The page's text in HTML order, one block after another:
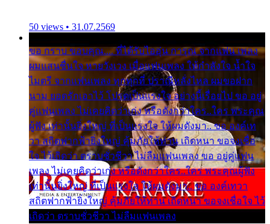
50 views • 31.07.2569
ขอ กราบ ขอบคุณ.... ที่ได้รับไออุ่น การุณ จากแฟน เพลง
ผมแสนชื่นใจ หายวังเวง เมื่อแฟนเพลง ให้กำลังใจ น้ำใจ
ไมตรี จากแฟนเพลง ทุกทุกที่ ปราณีหลั่งไหล ผมขอฝาก
นาม ยอดรักเอาไว้ โปรดเป็นแรงใจ อย่างนี้เรื่อยไป ขอ อยู่
คู่แฟนเพลง ไม่เคยคิดว่าเก่ง หรือดังกว่าใคร..ใคร พระคุณ
ผู้ฟัง เท่านั้นยิ่งใหญ่ ที่เป็นแรงใจ ให้ผมดังมา.. ขอ องค์เท
วา สถิตฟากฟ้ายิ่งใหญ่ คุ้มภัยให้ท่าน เถิดหนา ขอจงเชื่อ
ใจ ไว้เถิดว่า ตราบชั่วชีวา ไม่ลืมแฟนเพลง ขอ อยู่คู่แฟน
เพลง ไม่เคยคิดว่าเก่ง หรือดังกว่าใคร..ใคร พระคุณผู้ฟัง
เท่านั้นยิ่งใหญ่ ที่เป็นแรงใจ ให้ผมดังมา.. ขอ องค์เทวา
สถิตฟากฟ้ายิ่งใหญ่ คุ้มภัยให้ท่าน เถิดหนา ขอจงเชื่อใจ ไว้
เถิดว่า ตราบชั่วชีวา ไม่ลืมแฟนเพลง